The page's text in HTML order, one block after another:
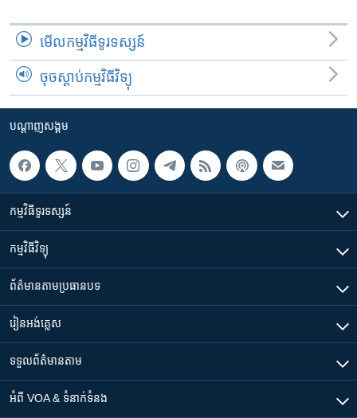
មើល​កម្មវិធី​ទូរទស្សន៍
ចុចស្តាប់កម្មវិធីវិទ្យុ
បណ្តាញ​សង្គម
កម្មវិធី​ទូរទស្សន៍
កម្មវិធី​វិទ្យុ
ព័ត៌មាន​តាមប្រធានបទ​
រៀន​​អង់គ្លេស
ទទួល​ព័ត៌មាន​តាម
អំពី​ VOA & ទំនាក់ទំនង